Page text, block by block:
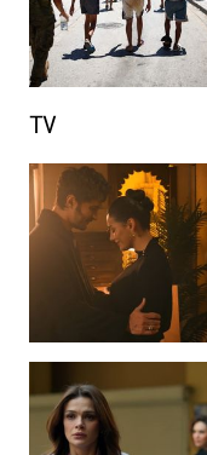
TV